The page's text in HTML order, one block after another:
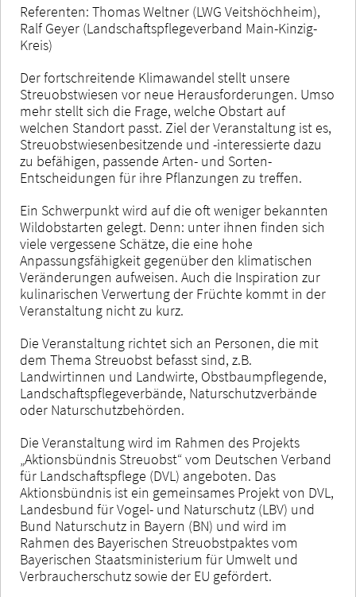
Referenten: Thomas Weltner (LWG Veitshöchheim),
Ralf Geyer (Landschaftspflegeverband Main-Kinzig-
Kreis)
Der fortschreitende Klimawandel stellt unsere
Streuobstwiesen vor neue Herausforderungen. Umso
mehr stellt sich die Frage, welche Obstart auf
welchen Standort passt. Ziel der Veranstaltung ist es,
Streuobstwiesenbesitzende und -interessierte dazu
zu befähigen, passende Arten- und Sorten-
Entscheidungen für ihre Pflanzungen zu treffen.
Ein Schwerpunkt wird auf die oft weniger bekannten
Wildobstarten gelegt. Denn: unter ihnen finden sich
viele vergessene Schätze, die eine hohe
Anpassungsfähigkeit gegenüber den klimatischen
Veränderungen aufweisen. Auch die Inspiration zur
kulinarischen Verwertung der Früchte kommt in der
Veranstaltung nicht zu kurz.
Die Veranstaltung richtet sich an Personen, die mit
dem Thema Streuobst befasst sind, z.B.
Landwirtinnen und Landwirte, Obstbaumpflegende,
Landschaftspflegeverbände, Naturschutzverbände
oder Naturschutzbehörden.
Die Veranstaltung wird im Rahmen des Projekts
„Aktionsbündnis Streuobst“ vom Deutschen Verband
für Landschaftspflege (DVL) angeboten. Das
Aktionsbündnis ist ein gemeinsames Projekt von DVL,
Landesbund für Vogel- und Naturschutz (LBV) und
Bund Naturschutz in Bayern (BN) und wird im
Rahmen des Bayerischen Streuobstpaktes vom
Bayerischen Staatsministerium für Umwelt und
Verbraucherschutz sowie der EU gefördert.